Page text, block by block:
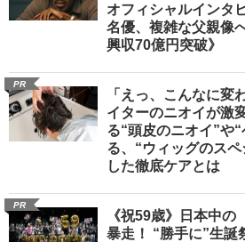
オフィシャルインタ
名優、複雑な父親像
興収70億円突破》
PR
「えっ、こんなに変
イターのニオイが
る“頭皮のニオイ”や
る、“ウィッグのス
した徹底ケアとは
PR
《祝59歳》日本中
暴走！ “勝手に”生誕